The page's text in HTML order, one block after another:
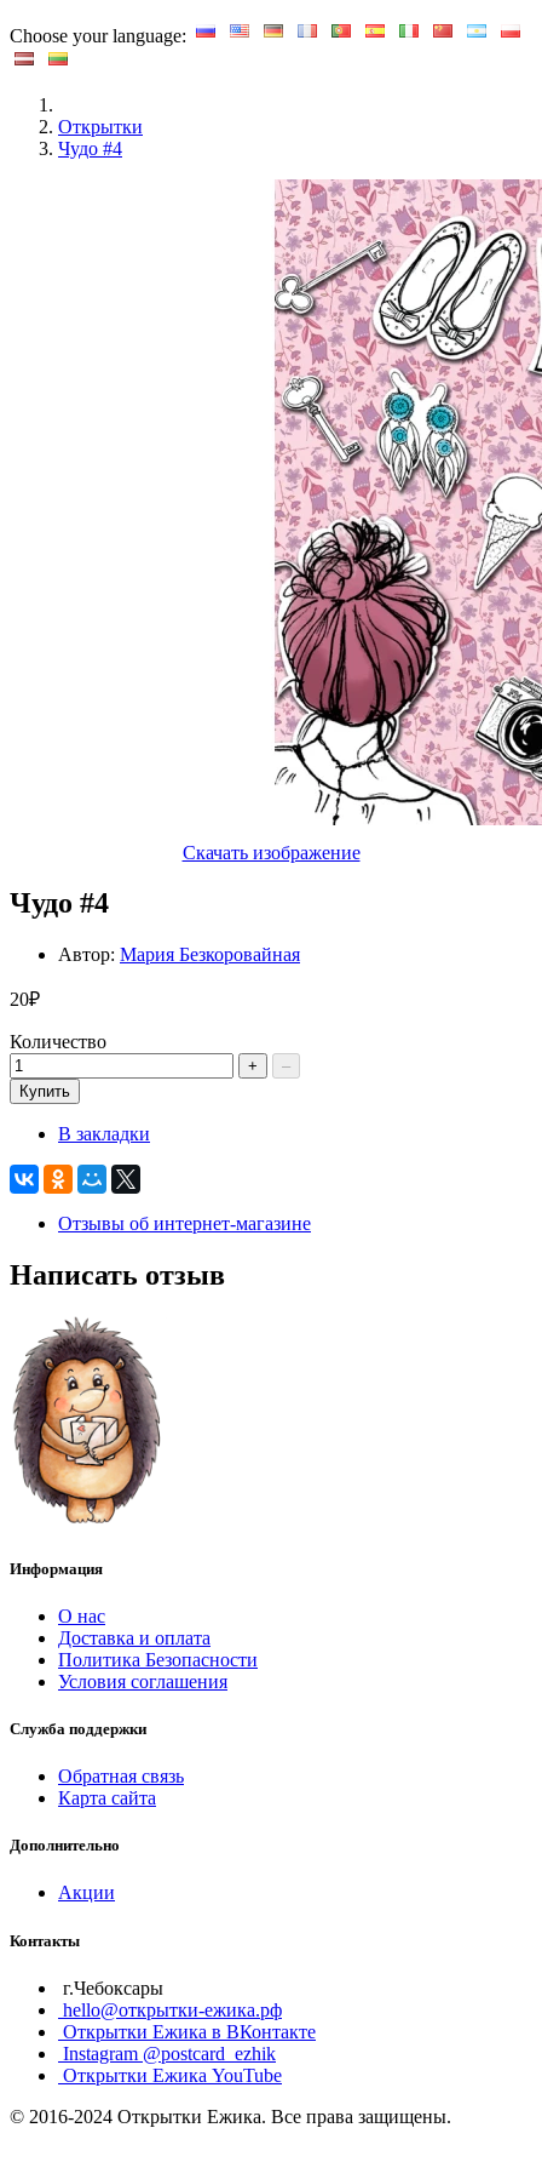
Choose your language:
Открытки
Чудо #4
Скачать изображение
Чудо #4
Автор: Мария Безкоровайная
20₽
Количество
+
–
Купить
В закладки
Отзывы об интернет-магазине
Написать отзыв
Информация
О нас
Доставка и оплата
Политика Безопасности
Условия соглашения
Служба поддержки
Обратная связь
Карта сайта
Дополнительно
Акции
Контакты
г.Чебоксары
hello@открытки-ежика.рф
Открытки Ежика в ВКонтакте
Instagram @postcard_ezhik
Открытки Ежика YouTube
© 2016-2024 Открытки Ежика. Все права защищены.